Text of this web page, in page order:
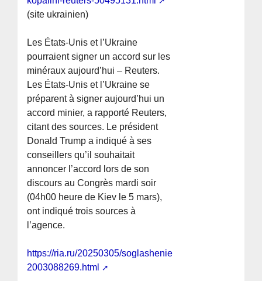
(site ukrainien)
Les États-Unis et l’Ukraine
pourraient signer un accord sur les
minéraux aujourd’hui – Reuters.
Les États-Unis et l’Ukraine se
préparent à signer aujourd’hui un
accord minier, a rapporté Reuters,
citant des sources. Le président
Donald Trump a indiqué à ses
conseillers qu’il souhaitait
annoncer l’accord lors de son
discours au Congrès mardi soir
(04h00 heure de Kiev le 5 mars),
ont indiqué trois sources à
l’agence.
https://ria.ru/20250305/soglashenie-
2003088269.html